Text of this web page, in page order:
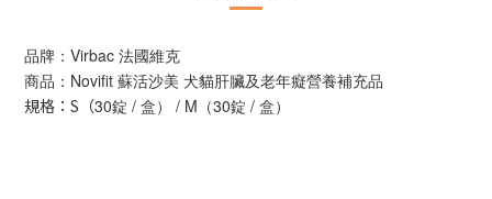
品牌：Virbac 法國維克
商品：Novifit 蘇活沙美 犬貓肝臟及老年癡營養補充品
規格：S（30錠 / 盒） / M（30錠 / 盒）